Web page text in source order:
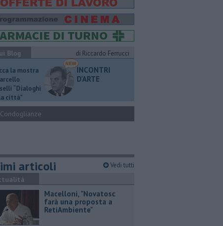
Blog
di Riccardo Ferrucci
la mostra
“Dialoghi
città"
INCONTRI
D'ARTE
Condoglianze
articoli Vedi tutti
Macelloni, "Novatosc
farà una proposta a
RetiAmbiente"